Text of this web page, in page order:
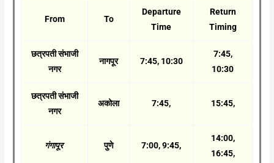
From To
Departure
Time
Return
Timing
छत्रपती संभाजी
नगर
नागपूर 7:45, 10:30
7:45,
10:30
छत्रपती संभाजी
नगर
अकोला 7:45, 15:45,
गंगापूर पुणे 7:00, 9:45,
14:00,
16:45,